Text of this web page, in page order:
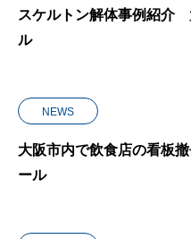
スケルトン解体事例紹介
ル
NEWS
大阪市内で飲食店の看板
ール